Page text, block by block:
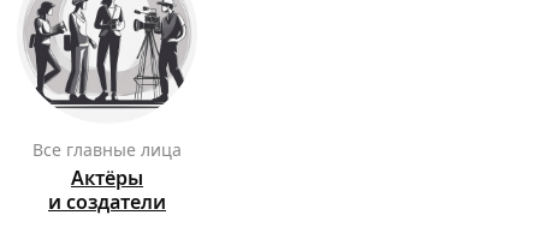
Все главные лица
Актёры
и создатели